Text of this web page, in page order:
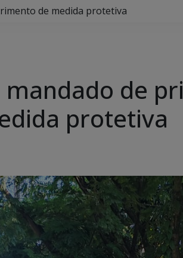
de medida protetiva
de
protetiva